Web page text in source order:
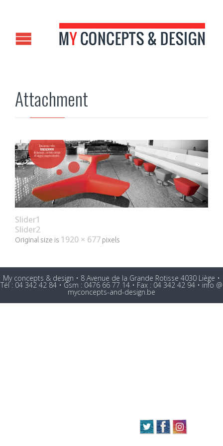
Attachment
Slider1
Slider2
Original size is 1920 × 677 pixels
My concepts & design • 8 Avenue de la Grande Rotisse 4030 Liège •
Tél : 04 342 42 84 • Gsm : 0476 66 77 14 • Fax : 04 342 42 94 • info @
myconcepts-and-design.be